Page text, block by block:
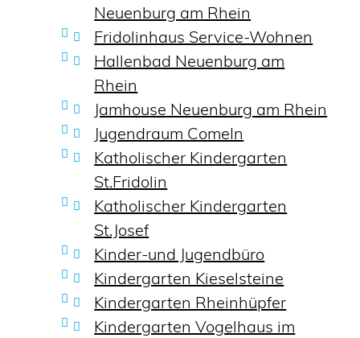
Neuenburg am Rhein
Fridolinhaus Service-Wohnen
Hallenbad Neuenburg am
Rhein
Jamhouse Neuenburg am Rhein
Jugendraum ComeIn
Katholischer Kindergarten
St.Fridolin
Katholischer Kindergarten
St.Josef
Kinder-und Jugendbüro
Kindergarten Kieselsteine
Kindergarten Rheinhüpfer
Kindergarten Vogelhaus im